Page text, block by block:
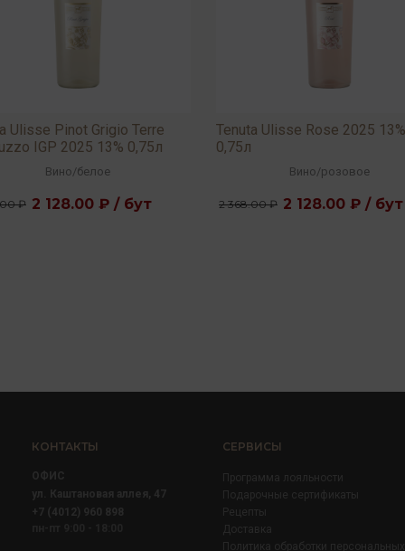
Ulisse Pinot Grigio Terre
IGP 2025 13% 0,75л
Вино/белое
₽ 2 128.00 ₽ / бут
Tenuta Ulisse Rose 2025 13%
0,75л
Вино/розовое
2 368.00 ₽ 2 128.00 ₽ / бут
КОНТАКТЫ
ОФИС
ул. Каштановая аллея, 47
+7 (4012) 960 898
СЕРВИСЫ
Программа лояльности
Подарочные сертификаты
Рецепты
Доставка
Политика обработки